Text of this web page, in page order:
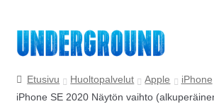
Siirry
navigointiin
Siirry
sisältöön
Etusivu
Etusivu Huoltopalvelut Apple iPhone
iPhone SE 2020 Näytön vaihto